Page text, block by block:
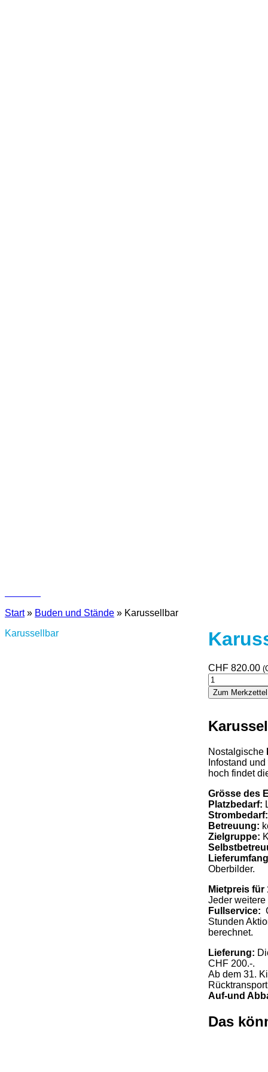
Start» Buden und Stände » Karussellbar
Karussellbar
CHF 820.00 (
Karussellbar
Menge
Zum
Nostalgische
Infostand
hoch findet
Grösse des
Platzbedarf:
Strombedarf:
Betreuung:
Zielgruppe:
Oberbilder.
Mietpreis für
Jeder
Fullservice:
Stunden
berechnet.
Lieferung:
CHF 200.-.
Ab dem 31.
Auf-und
Das